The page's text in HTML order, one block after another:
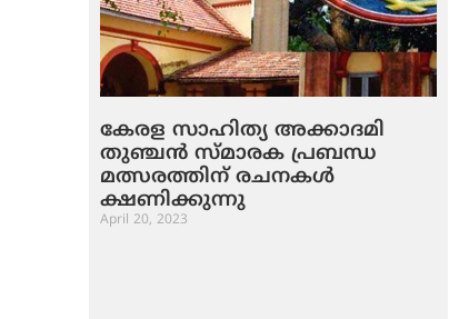
കേരള സാഹിത്യ അക്കാദമി
തുഞ്ചന്‍ സ്മാരക പ്രബന്ധ
മത്സരത്തിന് രചനകള്‍
ക്ഷണിക്കുന്നു
April 20, 2023